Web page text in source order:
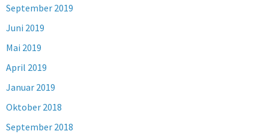
September 2019
Juni 2019
Mai 2019
April 2019
Januar 2019
Oktober 2018
September 2018